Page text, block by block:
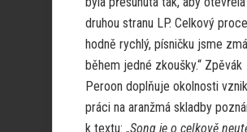
druhou stranu LP. Celkový
hodně rychlý, písničku jsme
během jedné zkoušky.“ Zpěvák
Peroon doplňuje okolnosti
práci na aranžmá skladby
k textu: „Song je o celkově